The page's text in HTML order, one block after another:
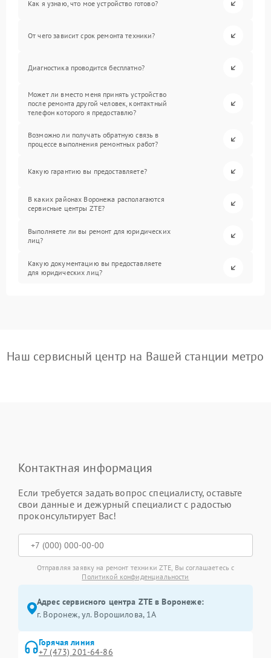
Как я узнаю, что мое устройство готово?
От чего зависит срок ремонта техники?
Диагностика проводится бесплатно?
Может ли вместо меня принять устройство
после ремонта другой человек, контактный
телефон которого я предоставлю?
Возможно ли получать обратную связь в
процессе выполнения ремонтных работ?
Какую гарантию вы предоставляете?
В каких районах Воронежа располагаются
сервисные центры ZTE?
Выполняете ли вы ремонт для юридических
лиц?
Какую документацию вы предоставляете
для юридических лиц?
Наш сервисный центр на Вашей станции метро
Контактная информация
Если требуется задать вопрос специалисту, оставьте
свои данные и дежурный специалист с радостью
проконсультирует Вас!
Отправляя заявку на ремонт техники ZTE, Вы соглашаетесь с
Политикой конфиденциальности
Адрес сервисного центра ZTE в Воронеже:
г. Воронеж, ул. Ворошилова, 1А
Горячая линия
+7 (473) 201-64-86